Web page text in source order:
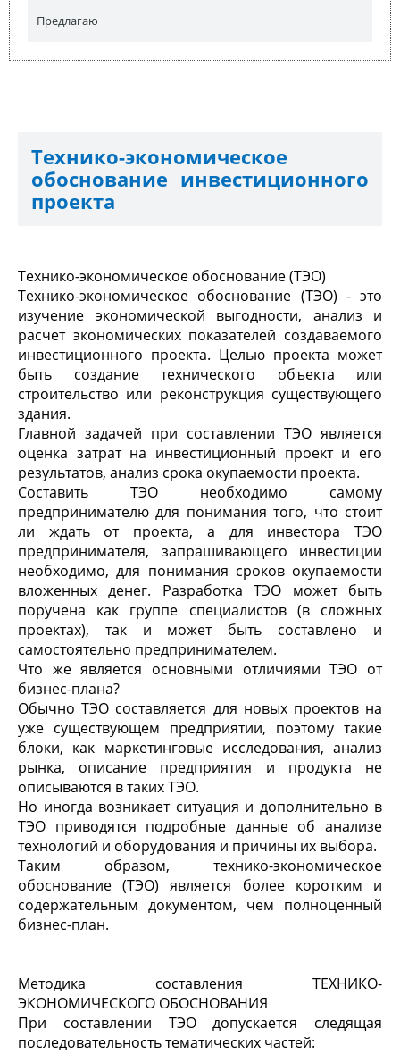
Предлагаю
Технико-экономическое
обоснование инвестиционного
проекта
Технико-экономическое обоснование (ТЭО)
Технико-экономическое обоснование (ТЭО) - это
изучение экономической выгодности, анализ и
расчет экономических показателей создаваемого
инвестиционного проекта. Целью проекта может
быть создание технического объекта или
строительство или реконструкция существующего
здания.
Главной задачей при составлении ТЭО является
оценка затрат на инвестиционный проект и его
результатов, анализ срока окупаемости проекта.
Составить ТЭО необходимо самому
предпринимателю для понимания того, что стоит
ли ждать от проекта, а для инвестора ТЭО
предпринимателя, запрашивающего инвестиции
необходимо, для понимания сроков окупаемости
вложенных денег. Разработка ТЭО может быть
поручена как группе специалистов (в сложных
проектах), так и может быть составлено и
самостоятельно предпринимателем.
Что же является основными отличиями ТЭО от
бизнес-плана?
Обычно ТЭО составляется для новых проектов на
уже существующем предприятии, поэтому такие
блоки, как маркетинговые исследования, анализ
рынка, описание предприятия и продукта не
описываются в таких ТЭО.
Но иногда возникает ситуация и дополнительно в
ТЭО приводятся подробные данные об анализе
технологий и оборудования и причины их выбора.
Таким образом, технико-экономическое
обоснование (ТЭО) является более коротким и
содержательным документом, чем полноценный
бизнес-план.
Методика составления ТЕХНИКО-
ЭКОНОМИЧЕСКОГО ОБОСНОВАНИЯ
При составлении ТЭО допускается следящая
последовательность тематических частей: